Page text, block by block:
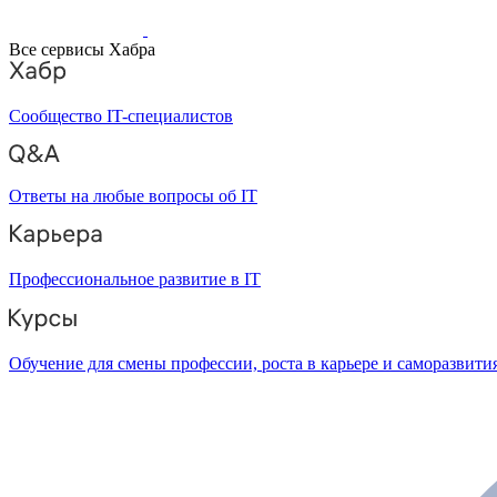
Все сервисы Хабра
Сообщество IT-специалистов
Ответы на любые вопросы об IT
Профессиональное развитие в IT
Обучение для смены профессии, роста в карьере и